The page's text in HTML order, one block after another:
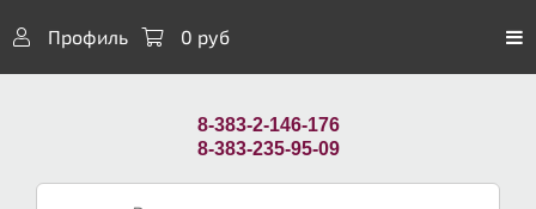
Профиль 0 руб
8-383-2-146-176
8-383-235-95-09